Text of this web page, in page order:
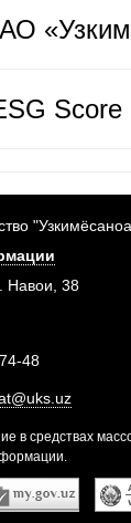
Score
Навои, 38
48
в средствах